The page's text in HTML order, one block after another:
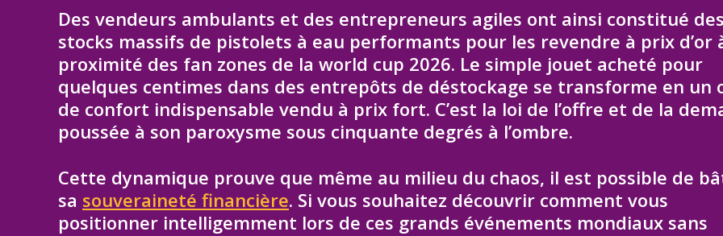
Des vendeurs ambulants et des entrepreneurs agiles ont ainsi constitué
stocks massifs de pistolets à eau performants pour les revendre à prix d’or
proximité des fan zones de la world cup 2026. Le simple jouet acheté pour
quelques centimes dans des entrepôts de déstockage se transforme en un
de confort indispensable vendu à prix fort. C’est la loi de l’offre et de la
poussée à son paroxysme sous cinquante degrés à l’ombre.
Cette dynamique prouve que même au milieu du chaos, il est possible de
sa souveraineté financière. Si vous souhaitez découvrir comment vous
positionner intelligemment lors de ces grands événements mondiaux sans